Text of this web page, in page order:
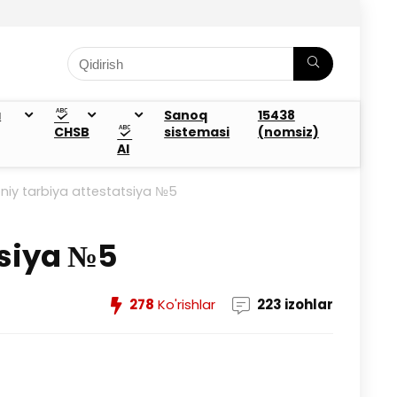
CHSB
AI
Sanoq
sistemasi
15438
(nomsiz)
tarbiya attestatsiya №5
№5
278 Ko'rishlar 223 izohlar